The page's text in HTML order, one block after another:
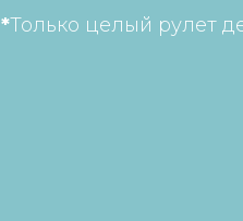
*Только целый рулет